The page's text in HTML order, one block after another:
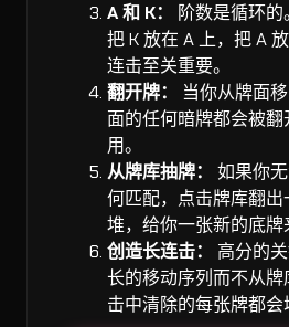
A 和 K：
阶数是循环
把 K 放在 A 上，把 A
连击至关重要。
翻开牌：
当你从牌面
面的任何暗牌都会被
用。
从牌库抽牌：
如果你
何匹配，点击牌库翻
堆，给你一张新的底牌
创造长连击：
高分的
长的移动序列而不从
击中清除的每张牌都会